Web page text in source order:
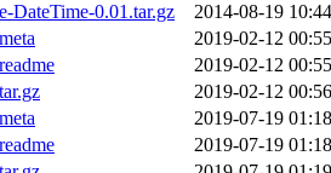
DateTime-0.01.tar.gz
2014-08-19 10:44
2019-02-12 00:55
2019-02-12 00:55
2019-02-12 00:56
2019-07-19 01:18
2019-07-19 01:18